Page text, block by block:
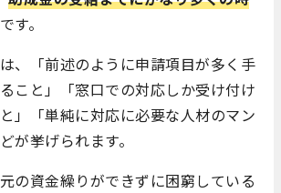
す。
、「前述のように申請項目が多く手
こと」「窓口での対応しか受け付け
」「単純に対応に必要な人材のマン
が挙げられます。
の資金繰りができずに困窮している